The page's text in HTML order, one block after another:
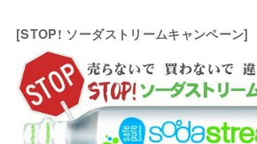
[STOP! ソーダストリームキャンペーン]